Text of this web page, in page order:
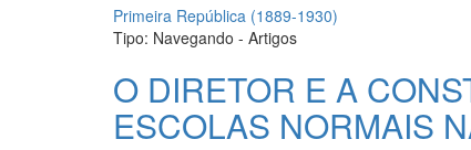
Primeira República (1889-1930)
Tipo: Navegando - Artigos
O DIRETOR E A
ESCOLAS NORMAIS